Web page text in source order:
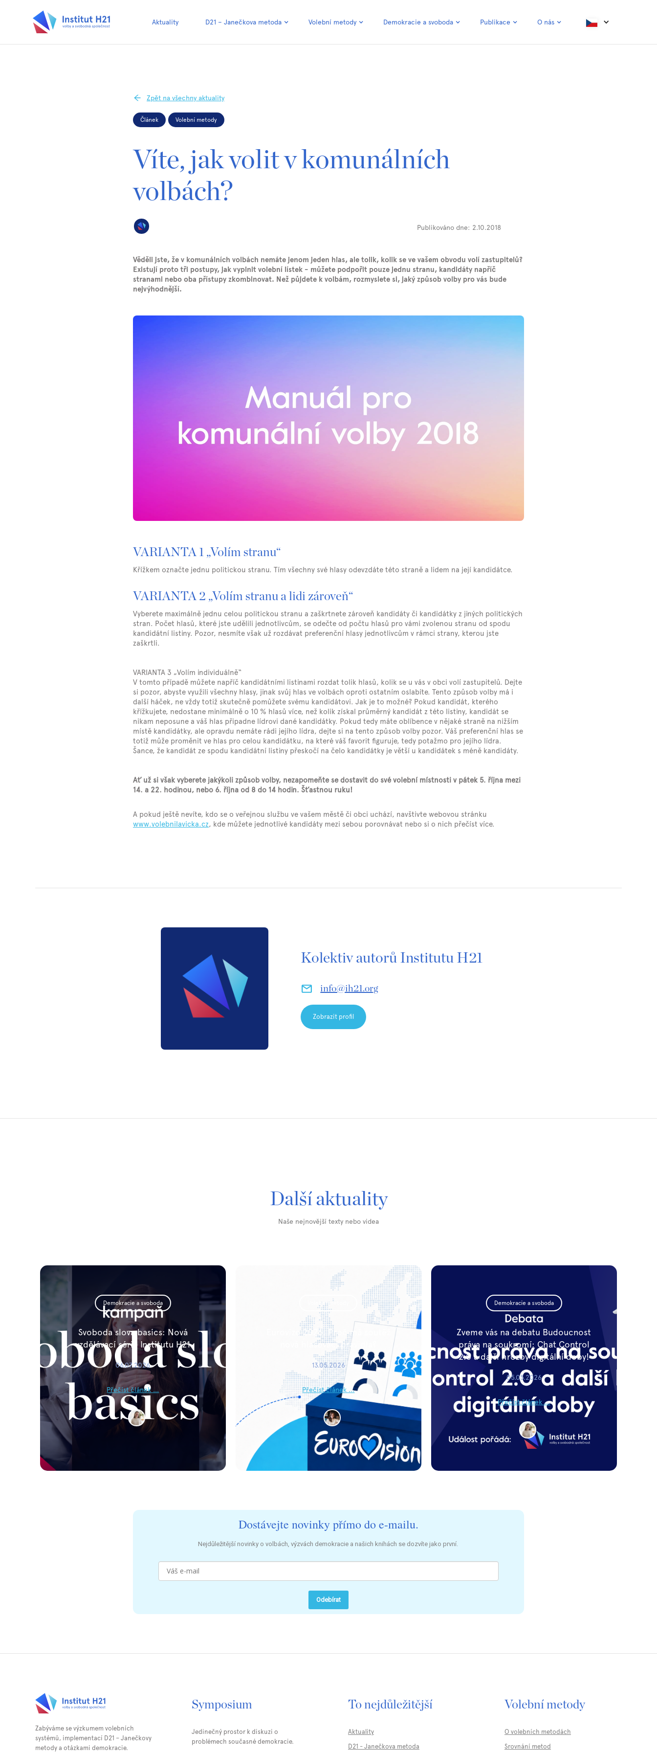
Aktuality D21 – Janečkova metoda Volební metody Demokracie a svoboda Publikace O nás
Zpět na všechny aktuality
Článek Volební metody
Víte, jak volit v komunálních
volbách?
Publikováno dne: 2.10.2018
Věděli jste, že v komunálních volbách nemáte jenom jeden hlas, ale tolik, kolik se ve vašem obvodu volí zastupitelů?
Existují proto tři postupy, jak vyplnit volební lístek - můžete podpořit pouze jednu stranu, kandidáty napříč
stranami nebo oba přístupy zkombinovat. Než půjdete k volbám, rozmyslete si, jaký způsob volby pro vás bude
nejvýhodnější.
VARIANTA 1 „Volím stranu“
Křížkem označte jednu politickou stranu. Tím všechny své hlasy odevzdáte této straně a lidem na její kandidátce.
VARIANTA 2 „Volím stranu a lidi zároveň“
Vyberete maximálně jednu celou politickou stranu a zaškrtnete zároveň kandidáty či kandidátky z jiných politických
stran. Počet hlasů, které jste udělili jednotlivcům, se odečte od počtu hlasů pro vámi zvolenou stranu od spodu
kandidátní listiny. Pozor, nesmíte však už rozdávat preferenční hlasy jednotlivcům v rámci strany, kterou jste
zaškrtli.
VARIANTA 3 „Volím individuálně“
V tomto případě můžete napříč kandidátními listinami rozdat tolik hlasů, kolik se u vás v obci volí zastupitelů. Dejte
si pozor, abyste využili všechny hlasy, jinak svůj hlas ve volbách oproti ostatním oslabíte. Tento způsob volby má i
další háček, ne vždy totiž skutečně pomůžete svému kandidátovi. Jak je to možné? Pokud kandidát, kterého
křížkujete, nedostane minimálně o 10 % hlasů více, než kolik získal průměrný kandidát z této listiny, kandidát se
nikam neposune a váš hlas připadne lídrovi dané kandidátky. Pokud tedy máte oblíbence v nějaké straně na nižším
místě kandidátky, ale opravdu nemáte rádi jejího lídra, dejte si na tento způsob volby pozor. Váš preferenční hlas se
totiž může proměnit ve hlas pro celou kandidátku, na které váš favorit figuruje, tedy potažmo pro jejího lídra.
Šance, že kandidát ze spodu kandidátní listiny přeskočí na čelo kandidátky je větší u kandidátek s méně kandidáty.
Ať už si však vyberete jakýkoli způsob volby, nezapomeňte se dostavit do své volební místnosti v pátek 5. října mezi
14. a 22. hodinou, nebo 6. října od 8 do 14 hodin. Šťastnou ruku!
A pokud ještě nevíte, kdo se o veřejnou službu ve vašem městě či obci uchází, navštivte webovou stránku
www.volebnilavicka.cz, kde můžete jednotlivé kandidáty mezi sebou porovnávat nebo si o nich přečíst více.
Kolektiv autorů Institutu H21
info@ih21.org
Zobrazit profil
Další aktuality
Naše nejnovější texty nebo videa
Demokracie a svoboda
Svoboda slova basics: Nová
vzdělávací série Institutu H21
06.07.2026
Přečíst článek ...
Volební metody
Eurovize 2026: Proč má soutěž
nová hlasovací pravidla?
13.05.2026
Přečíst článek ...
Demokracie a svoboda
Zveme vás na debatu Budoucnost
práva na soukromí: Chat Control
2.0 a další hrozby digitální doby!
05.05.2026
Přečíst článek ...
Dostávejte novinky přímo do e-mailu.
Nejdůležitější novinky o volbách, výzvách demokracie a našich knihách se dozvíte jako první.
Odebírat
Zabýváme se výzkumem volebních
systémů, implementací D21 – Janečkovy
metody a otázkami demokracie.⁠
Symposium
Jedinečný prostor k diskuzi o
problémech současné demokracie.
To nejdůležitější
Aktuality
D21 - Janečkova metoda
Volební metody
O volebních metodách
Srovnání metod